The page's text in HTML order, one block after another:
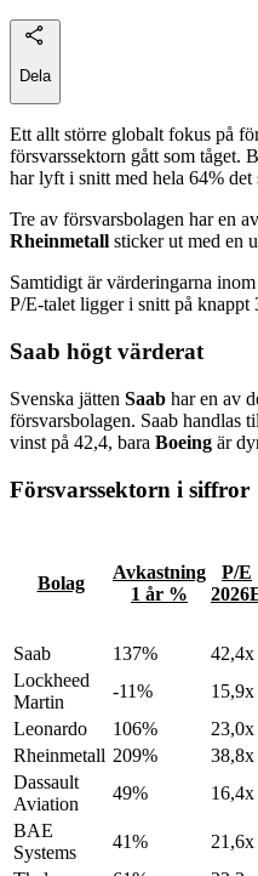
Dela
Ett allt större globalt fokus på
försvarssektorn gått som tåget.
har lyft i snitt med hela 64% det
Tre av försvarsbolagen har en
Rheinmetall sticker ut med en
Samtidigt är värderingarna
P/E-talet ligger i snitt på
Saab högt värderat
Svenska jätten Saab har en av
försvarsbolagen. Saab handlas
vinst på 42,4, bara Boeing är
Försvarssektorn i siffror
Bolag
Avkastning
1 år %
P/E
Saab
137% 42,4x
Lockheed
Martin
-11% 15,9x
Leonardo
106% 23,0x
Rheinmetall 209% 38,8x
Dassault
Aviation
49% 16,4x
BAE
Systems
41% 21,6x